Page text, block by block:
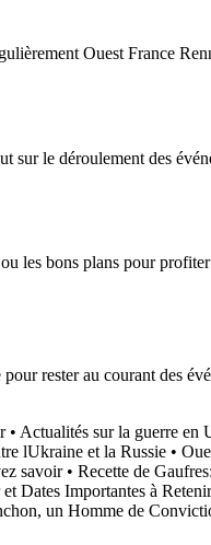
Ouest France
sur le déroulement des
les bons plans pour
rester au courant des
• Actualités sur la guerre en
lUkraine et la Russie •
savoir• Recette de
Dates Importantes à Retenir
un Homme de